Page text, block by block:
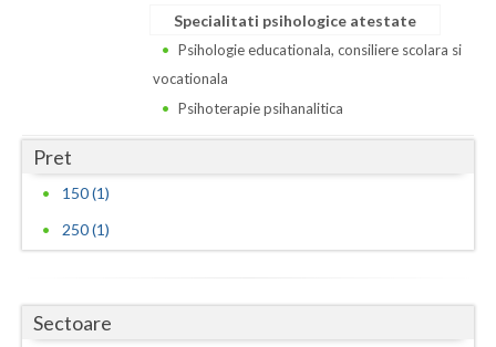
Specialitati psihologice atestate
Psihologie educationala, consiliere scolara si
vocationala
Psihoterapie psihanalitica
Pret
150 (1)
250 (1)
Sectoare